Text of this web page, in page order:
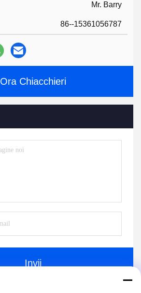
Mr. Barry
86--15361056787
Ora Chiacchieri
Invii